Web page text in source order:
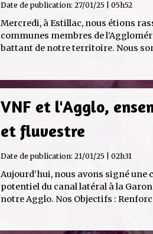
Date de publication: 27/01/25 | 05h52
Mercredi, à Estillac, nous étions
communes membres de
battant de notre territoire. Nous
VNF et l'Agglo,
et fluvestre
Date de publication: 21/01/25 | 02h31
Aujourd’hui, nous avons signé
potentiel du canal latéral à la
notre Agglo. Nos Objectifs :